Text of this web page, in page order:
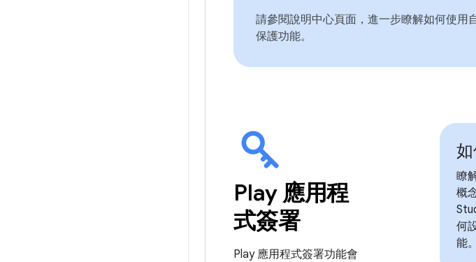
請參閱說明中心頁面，進一步瞭解如何使用
保護功能。
Play 應用程
式簽署
Play 應用程式簽署功能會
瞭
概
何
能。